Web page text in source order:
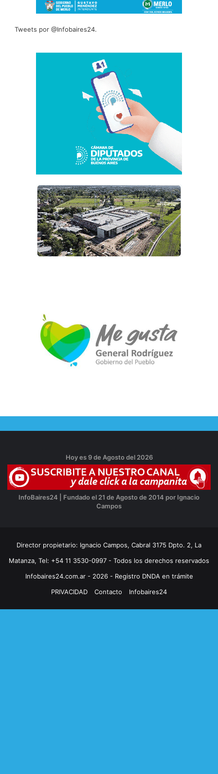
Tweets por @Infobaires24.
Hoy es 9 de Agosto del 2026
InfoBaires24 | Fundado el 21 de Agosto de 2014 por Ignacio
Campos
Director propietario: Ignacio Campos, Cabral 3175 Dpto. 2, La
Matanza, Tel: +54 11 3530-0997 - Todos los derechos reservados
Infobaires24.com.ar - 2026 - Registro DNDA en trámite
PRIVACIDAD
Contacto Infobaires24